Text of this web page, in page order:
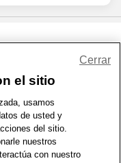
de Uso | Accesibilidad
| Mapa del sitio
CVS.com
el sitio
usamos
de usted y
del sitio.
nuestros
con nuestro
Cerrar